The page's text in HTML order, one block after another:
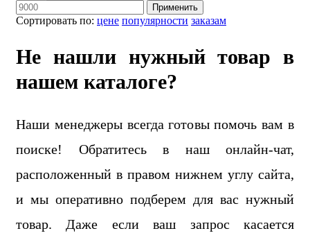
Сортировать по: цене популярности заказам
Применить
Не нашли нужный товар в
нашем каталоге?
Наши менеджеры всегда готовы помочь вам в
поиске! Обратитесь в наш онлайн-чат,
расположенный в правом нижнем углу сайта,
и мы оперативно подберем для вас нужный
товар. Даже если ваш запрос касается